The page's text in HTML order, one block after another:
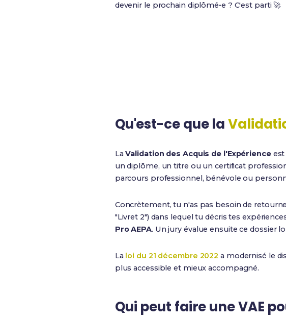
devenir le prochain diplômé•e ? C'est parti 🚀
Qu'est-ce que la
LaValidation des Acquis de l'Expérienceest
un diplôme, un titre ou un certificat
parcours professionnel, bénévole ou
Concrètement, tu n'as pas besoin de
"Livret 2") dans lequel tu décris tes
Pro AEPA. Un jury évalue ensuite ce dossier
La loi du 21 décembre 2022 a modernisé le
plus accessible et mieux accompagné.
Qui peut faire une VAE